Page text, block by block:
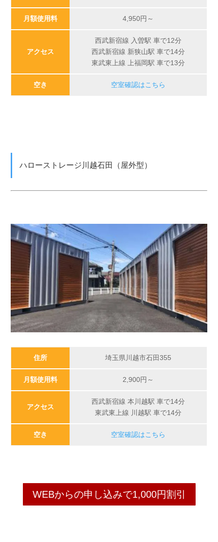
月額使用料 4,950円～
アクセス
西武新宿線 入曽駅 車で12分
西武新宿線 新狭山駅 車で14分
東武東上線 上福岡駅 車で13分
空き 空室確認はこちら
ハローストレージ川越石田（屋外型）
住所 埼玉県川越市石田355
月額使用料 2,900円～
アクセス
西武新宿線 本川越駅 車で14分
東武東上線 川越駅 車で14分
空き 空室確認はこちら
WEBからの申し込みで1,000円割引